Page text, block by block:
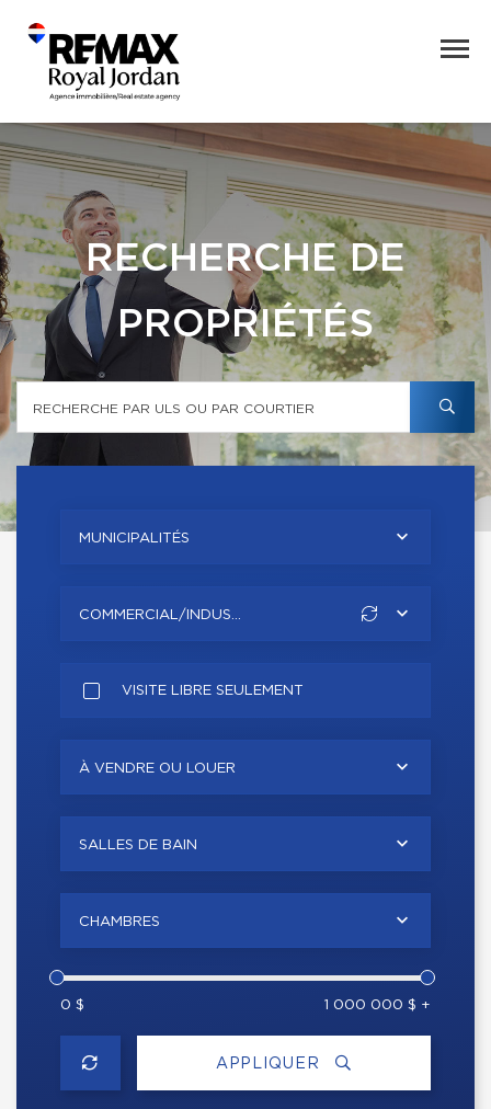
RECHERCHE DE
PROPRIÉTÉS
MUNICIPALITÉS
COMMERCIAL/INDUS...
VISITE LIBRE SEULEMENT
À VENDRE OU LOUER
SALLES DE BAIN
CHAMBRES
0 $ 1 000 000 $ +
APPLIQUER